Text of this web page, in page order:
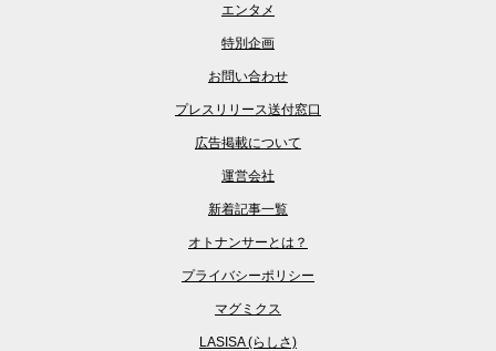
エンタメ
特別企画
お問い合わせ
プレスリリース送付窓口
広告掲載について
運営会社
新着記事一覧
オトナンサーとは？
プライバシーポリシー
マグミクス
LASISA (らしさ)